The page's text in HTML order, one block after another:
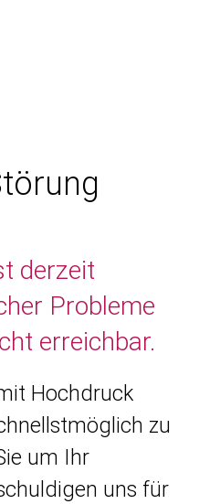
derzeit
Probleme
erreichbar.
Hochdruck
zu
um Ihr
uns für